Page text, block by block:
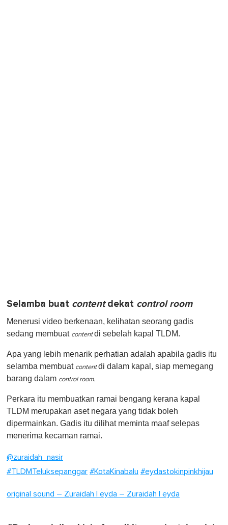
Selamba buat contentdekat control room
Menerusi video berkenaan, kelihatan seorang gadis
sedang membuat contentdi sebelah kapal TLDM.
Apa yang lebih menarik perhatian adalah apabila gadis itu
selamba membuat contentdi dalam kapal, siap memegang
barang dalam control room.
Perkara itu membuatkan ramai bengang kerana kapal
TLDM merupakan aset negara yang tidak boleh
dipermainkan. Gadis itu dilihat meminta maaf selepas
menerima kecaman ramai.
@zuraidah_nasir
#TLDMTeluksepanggar #KotaKinabalu #eydastokinpinkhijau
original sound – Zuraidah l eyda – Zuraidah l eyda